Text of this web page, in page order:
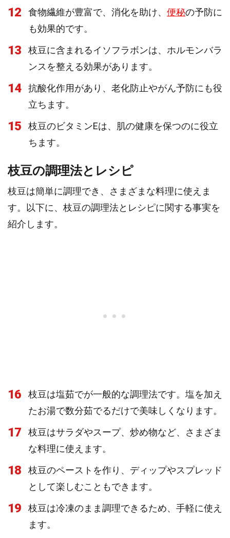
12 食物繊維が豊富で、消化を助け、 便秘の予防に
も効果的です。
13
枝豆に含まれるイソフラボンは、ホルモンバラ
ンスを整える効果があります。
14
抗酸化作用があり、老化防止やがん予防にも役
立ちます。
15
枝豆のビタミンEは、肌の健康を保つのに役立
ちます。
枝豆の調理法とレシピ
枝豆は簡単に調理でき、さまざまな料理に使えま
す。以下に、枝豆の調理法とレシピに関する事実を
紹介します。
16
枝豆は塩茹でが一般的な調理法です。塩を加え
たお湯で数分茹でるだけで美味しくなります。
17
枝豆はサラダやスープ、炒め物など、さまざま
な料理に使えます。
18
枝豆のペーストを作り、ディップやスプレッド
として楽しむこともできます。
19
枝豆は冷凍のまま調理できるため、手軽に使え
ます。